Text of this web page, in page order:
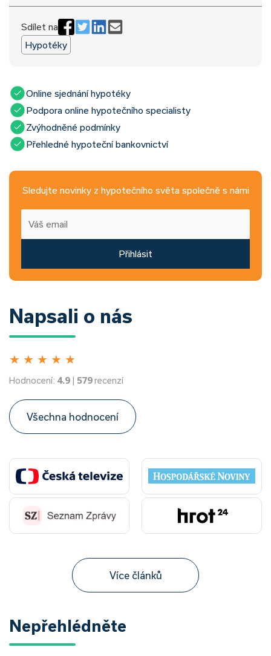
Sdílet na
Hypotéky
Online sjednání hypotéky
Podpora online hypotečního specialisty
Zvýhodněné podmínky
Přehledné hypoteční bankovnictví
Sledujte novinky z hypotečního světa společně s námi
Přihlásit
Napsali o nás
★ ★ ★ ★ ★
Hodnocení: 4.9 | 579recenzí
Všechna hodnocení
Více článků
Nepřehlédněte